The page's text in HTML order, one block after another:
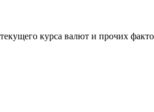
курса валют и прочих